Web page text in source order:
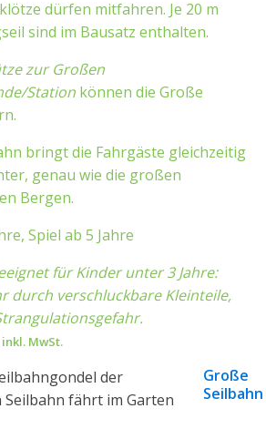
dürfen mitfahren. Je 20 m
sind im Bausatz enthalten.
zur Großen
Station können die Große
bringt die Fahrgäste gleichzeitig
genau wie die großen
Bergen.
Spiel ab 5 Jahre
für Kinder unter 3 Jahre:
durch verschluckbare Kleinteile,
Preisspanne:
92,95 €
inkl. MwSt.
Große
Seilbahn